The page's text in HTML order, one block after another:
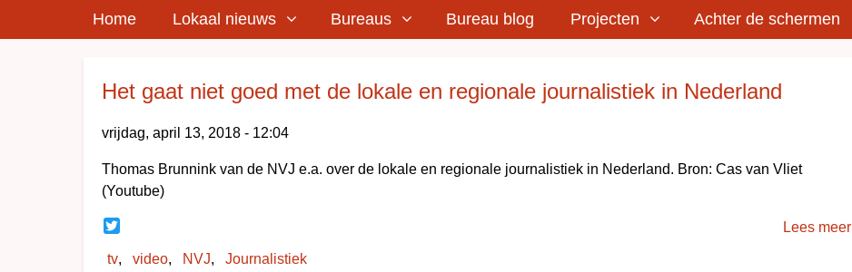
Home Lokaal nieuws Bureaus Bureau blog Projecten Achter de schermen
Het gaat niet goed met de lokale en regionale journalistiek in Nederland
vrijdag, april 13, 2018 - 12:04
Thomas Brunnink van de NVJ e.a. over de lokale en regionale journalistiek in Nederland. Bron: Cas van Vliet
(Youtube)
Lees meer
tv video NVJ Journalistiek